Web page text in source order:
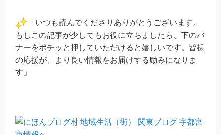
「いつも読んでくださりありがとうございます。
もしこの記事が少しでもお役に立ちましたら、下のバ
ナーをポチッと押していただけると嬉しいです。皆様
の応援が、より良い情報をお届けする励みになりま
す」